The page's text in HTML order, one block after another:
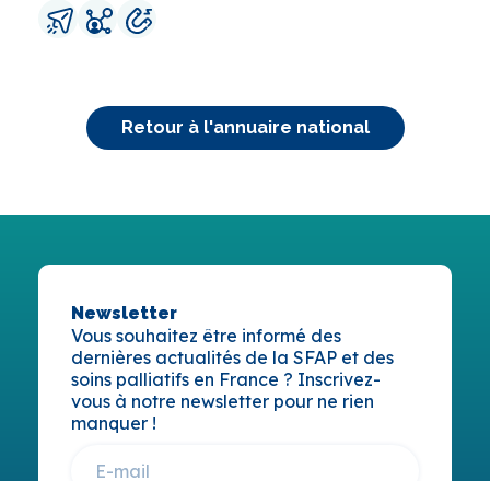
Retour à l'annuaire national
Newsletter
Vous souhaitez être informé des
dernières actualités de la SFAP et des
soins palliatifs en France ? Inscrivez-
vous à notre newsletter pour ne rien
manquer !